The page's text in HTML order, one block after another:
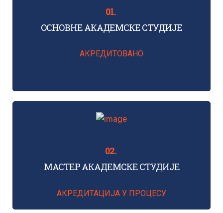
OСНОВНЕ АКАДЕМСКЕ СТУДИЈЕ
АКРЕДИТОВАНО
МАСТЕР АКАДЕМСКЕ СТУДИЈЕ
АКРЕДИТАЦИЈА У ПРОЦЕСУ